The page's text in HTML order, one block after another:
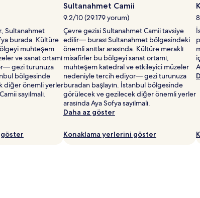
Sultanahmet
burada. Kültüre
muhteşem
ve sanat ortamı
gezi turunuza
bölgesinde
diğer önemli yerler
sayılmalı.
Sultanahmet Camii
9.2/10 (29.179 yorum)
Çevre gezisi Sultanahmet Camii tavsiye
edilir— burası Sultanahmet bölgesindeki
önemli anıtlar arasında. Kültüre meraklı
misafirler bu bölgeyi sanat ortamı,
muhteşem katedral ve etkileyici müzeler
nedeniyle tercih ediyor— gezi turunuza
buradan başlayın. İstanbul bölgesinde
görülecek ve gezilecek diğer önemli yerler
arasında Aya Sofya sayılmalı.
Daha az göster
Konaklama yerlerini göster